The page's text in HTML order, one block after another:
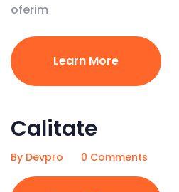
oferim
Learn More
Calitate
By Devpro 0 Comments